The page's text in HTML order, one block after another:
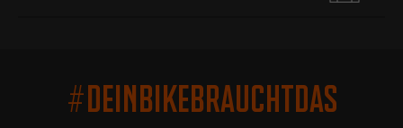
#DEINBIKEBRAUCHTDAS